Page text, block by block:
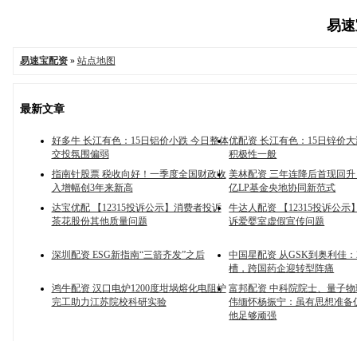
易
易速宝配资» 站点地图
最新文章
好多牛 长江有色：15日铝价小跌 今日整体
交投氛围偏弱
优配资 长江有色：15日锌价
积极性一般
指南针股票 税收向好！一季度全国财政收
入增幅创3年来新高
美林配资 三年连降后首现回
亿LP基金央地协同新范式
达宝优配 【12315投诉公示】消费者投诉
茶花股份其他质量问题
牛达人配资 【12315投诉公示
诉爱婴室虚假宣传问题
深圳配资 ESG新指南“三箭齐发”之后
中国星配资 从GSK到奥利佳
槽，跨国药企迎转型阵痛
鸿牛配资 汉口电炉1200度坩埚熔化电阻炉
完工助力江苏院校科研实验
富邦配资 中科院院士、量子
伟缅怀杨振宁：虽有思想准备
他足够顽强